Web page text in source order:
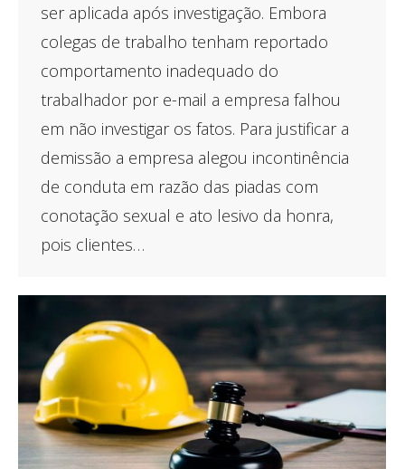
ser aplicada após investigação. Embora
colegas de trabalho tenham reportado
comportamento inadequado do
trabalhador por e-mail a empresa falhou
em não investigar os fatos. Para justificar a
demissão a empresa alegou incontinência
de conduta em razão das piadas com
conotação sexual e ato lesivo da honra,
pois clientes…